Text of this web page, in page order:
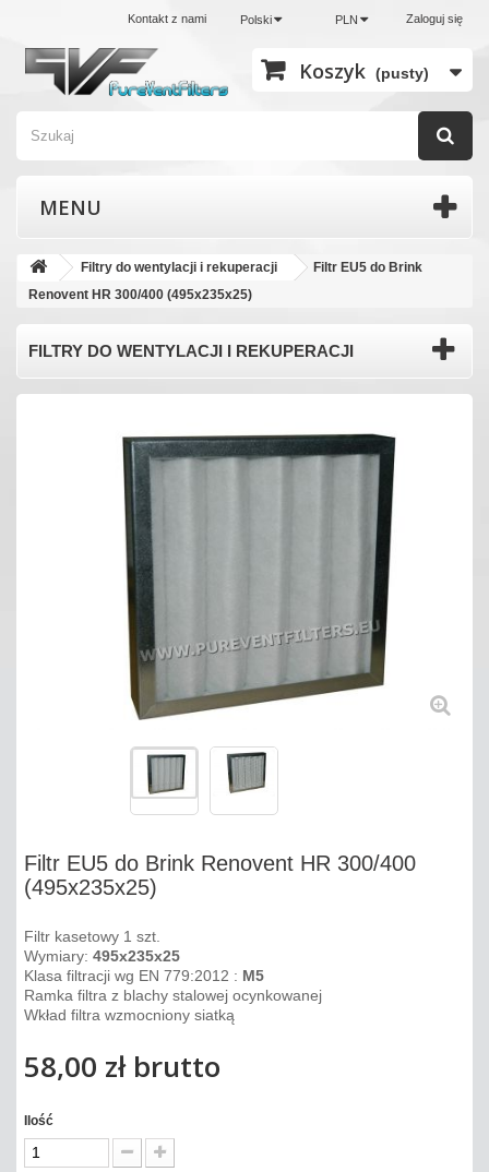
Zaloguj się
PLN
Polski
Kontakt z nami
Koszyk (pusty)
MENU
Filtry do wentylacji i rekuperacji
Filtr EU5 do Brink
Renovent HR 300/400 (495x235x25)
FILTRY DO WENTYLACJI I REKUPERACJI
Filtr EU5 do Brink Renovent HR 300/400
(495x235x25)
Filtr kasetowy 1 szt.
Wymiary: 495x235x25
Klasa filtracji wg EN 779:2012 : M5
Ramka filtra z blachy stalowej ocynkowanej
Wkład filtra wzmocniony siatką
58,00 złbrutto
Ilość